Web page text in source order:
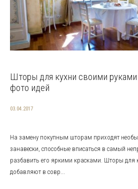
Шторы для кухни своими
фото идей
03.04.2017
На замену покупным шторам приходят
занавески, способные вписаться в самый
разбавить его яркими красками. Шторы для
добавляют в совр...